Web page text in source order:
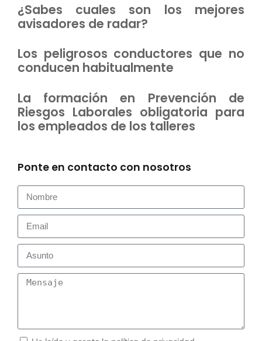
¿Sabes cuales son los mejores
avisadores de radar?
Los peligrosos conductores que no
conducen habitualmente
La formación en Prevención de
Riesgos Laborales obligatoria para
los empleados de los talleres
Ponte en contacto con nosotros